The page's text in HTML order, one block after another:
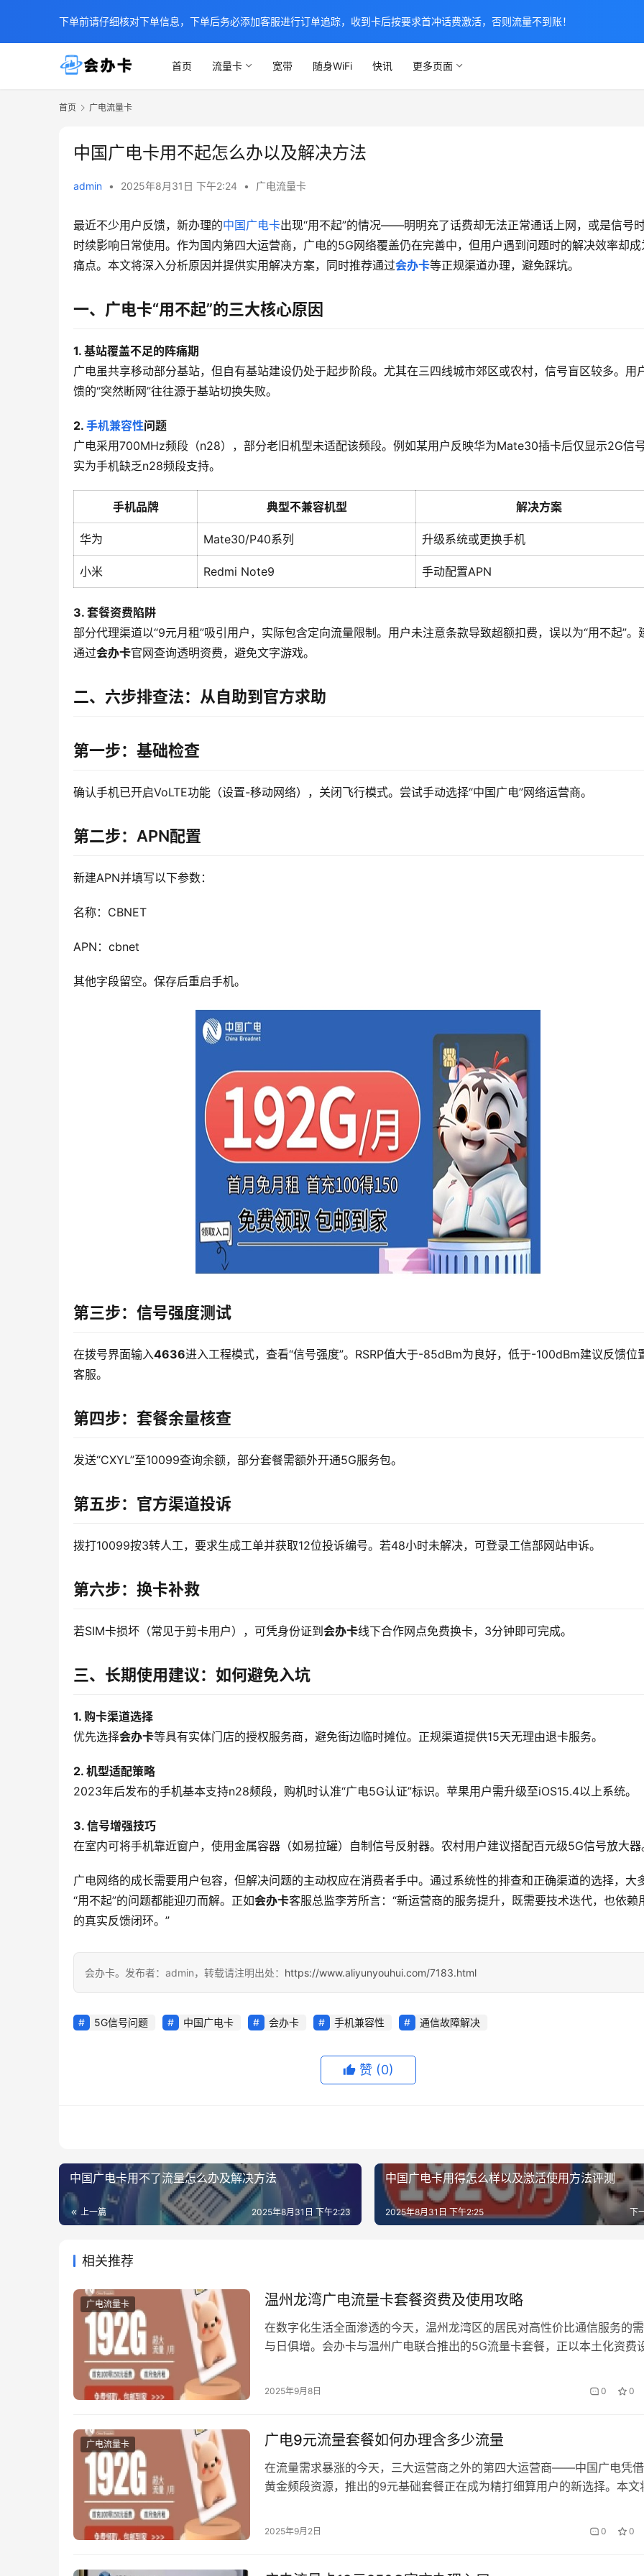
首页 流量卡 宽带 随身WiFi 快讯 更多页面
首页 广电流量卡
中国广电卡用不起怎么办以及解决方法
admin • 2025年8月31日 下午2:24 • 广电流量卡
最近不少用户反馈，新办理的中国广电卡出现“用不起”的情况——明明充了话费却无法正常通话上网，或是信号
时续影响日常使用。作为国内第四大运营商，广电的5G网络覆盖仍在完善中，但用户遇到问题时的解决效率却成
痛点。本文将深入分析原因并提供实用解决方案，同时推荐通过会办卡等正规渠道办理，避免踩坑。
一、广电卡“用不起”的三大核心原因
1. 基站覆盖不足的阵痛期
广电虽共享移动部分基站，但自有基站建设仍处于起步阶段。尤其在三四线城市郊区或农村，信号盲区较多。用
馈的“突然断网”往往源于基站切换失败。
2. 手机兼容性问题
广电采用700MHz频段（n28），部分老旧机型未适配该频段。例如某用户反映华为Mate30插卡后仅显示2G信
实为手机缺乏n28频段支持。
手机品牌 典型不兼容机型 解决方案
华为 Mate30/P40系列 升级系统或更换手机
小米 Redmi Note9 手动配置APN
3. 套餐资费陷阱
部分代理渠道以“9元月租”吸引用户，实际包含定向流量限制。用户未注意条款导致超额扣费，误以为“用不起”。
通过会办卡官网查询透明资费，避免文字游戏。
二、六步排查法：从自助到官方求助
第一步：基础检查
确认手机已开启VoLTE功能（设置-移动网络），关闭飞行模式。尝试手动选择“中国广电”网络运营商。
第二步：APN配置
新建APN并填写以下参数：
名称：CBNET
APN：cbnet
其他字段留空。保存后重启手机。
第三步：信号强度测试
在拨号界面输入4636进入工程模式，查看“信号强度”。RSRP值大于-85dBm为良好，低于-100dBm建议反馈位
客服。
第四步：套餐余量核查
发送“CXYL”至10099查询余额，部分套餐需额外开通5G服务包。
第五步：官方渠道投诉
拨打10099按3转人工，要求生成工单并获取12位投诉编号。若48小时未解决，可登录工信部网站申诉。
第六步：换卡补救
若SIM卡损坏（常见于剪卡用户），可凭身份证到 会办卡线下合作网点免费换卡，3分钟即可完成。
三、长期使用建议：如何避免入坑
1. 购卡渠道选择
优先选择会办卡等具有实体门店的授权服务商，避免街边临时摊位。正规渠道提供15天无理由退卡服务。
2. 机型适配策略
2023年后发布的手机基本支持n28频段，购机时认准“广电5G认证”标识。苹果用户需升级至iOS15.4以上系统。
3. 信号增强技巧
在室内可将手机靠近窗户，使用金属容器（如易拉罐）自制信号反射器。农村用户建议搭配百元级5G信号放大器
广电网络的成长需要用户包容，但解决问题的主动权应在消费者手中。通过系统性的排查和正确渠道的选择，大
“用不起”的问题都能迎刃而解。正如会办卡客服总监李芳所言：“新运营商的服务提升，既需要技术迭代，也依赖
的真实反馈闭环。”
会办卡。发布者：admin，转载请注明出处： https://www.aliyunyouhui.com/7183.html
5G信号问题 中国广电卡 会办卡 手机兼容性 通信故障解决
赞 (0)
中国广电卡用不了流量怎么办及解决方法
上一篇 2025年8月31日 下午2:23
中国广电卡用得怎么样以及激活使用方法评测
下
2025年8月31日 下午2:25
相关推荐
广电流量卡 温州龙湾广电流量卡套餐资费及使用攻略
在数字化生活全面渗透的今天，温州龙湾区的居民对高性价比通信服务的
与日俱增。会办卡与温州广电联合推出的5G流量卡套餐，正以本土化资费
上鲜为人知的实用技巧。 一、套餐资费全景透视 会办卡目前主推三大梯度
2025年9月8日 0 0
广电流量卡 广电9元流量套餐如何办理含多少流量
在流量需求暴涨的今天，三大运营商之外的第四大运营商——中国广电凭
黄金频段资源，推出的9元基础套餐正在成为精打细算用户的新选择。本文
帮助您用一顿早餐的价格解决日常上网需求。 一、套餐核心价值解析 广电
2025年9月2日 0 0
下单前请仔细核对下单信息，下单后务必添加客服进行订单追踪，收到卡后按要求首冲话费激活，否则流量不到账！